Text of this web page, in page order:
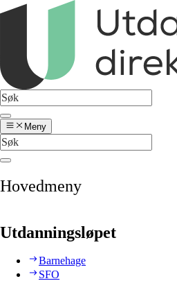
Meny
Hovedmeny
Utdanningsløpet
Barnehage
SFO